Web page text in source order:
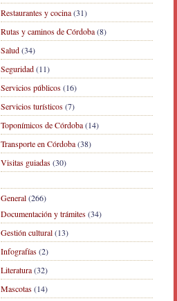
Restaurantes y cocina(31)
Rutas y caminos de Córdoba(8)
Salud(34)
Seguridad(11)
Servicios públicos(16)
Servicios turísticos(7)
Toponímicos de Córdoba(14)
Transporte en Córdoba(38)
Visitas guiadas(30)
General(266)
Documentación y trámites(34)
Gestión cultural(13)
Infografías(2)
Literatura(32)
Mascotas(14)